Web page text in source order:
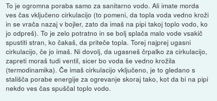
To je ogromna poraba samo za sanitarno vodo. Ali imate morda
ves čas vključeno cirkulacijo (to pomeni, da topla voda vedno kroži
in se vrača nazaj v bojler, zato da imaš na pipi takoj toplo vodo, ko
jo odpreš). To je zelo potratno in se bolj splača malo vode vsakič
spustiti stran, ko čakaš, da priteče topla. Torej najprej ugasni
cirkulacijo, če jo imaš. Ni dovolj, da ugasneš črpalko za cirkulacijo,
zapreti moraš tudi ventil, sicer bo voda še vedno krožila
(termodinamika). Če imaš cirkulacijo vključeno, je to gledano s
stališča porabe energije za ogrevanje skoraj tako, kot da bi na pipi
nekdo ves čas spuščal toplo vodo.